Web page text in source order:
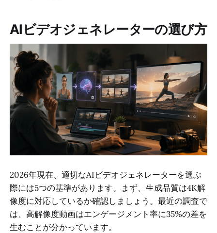
AIビデオジェネレーターの選び方
2026年現在、適切なAIビデオジェネレーターを選ぶ
際には5つの基準があります。まず、生成品質は4K解
像度に対応しているか確認しましょう。最近の調査で
は、高解像度動画はエンゲージメント率に35%の差を
生むことが分かっています。